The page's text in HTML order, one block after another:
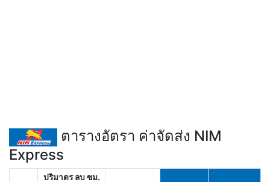
ตารางอัตรา ค่าจัดส่ง NIM
Express
ปริมาตร ลบ ซม.